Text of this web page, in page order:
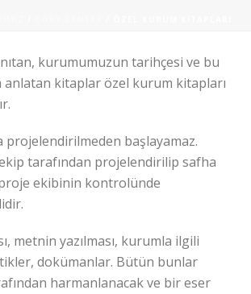
kurumumuzun tarihçesi ve bu
anlatan kitaplar özel kurum kitapları
projelendirilmeden başlayamaz.
tarafından projelendirilip safha
ekibinin kontrolünde
metnin yazılması, kurumla ilgili
dokümanlar. Bütün bunlar
harmanlanacak ve bir eser